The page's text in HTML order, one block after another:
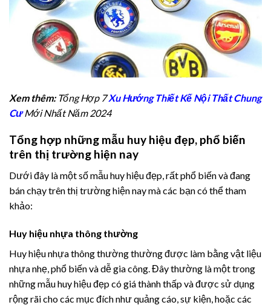
Xem thêm:Tổng Hợp 7Xu Hướng Thiết Kế Nội Thất Chung
CưMới Nhất Năm 2024
Tổng hợp những mẫu huy hiệu đẹp, phổ biến
trên thị trường hiện nay
Dưới đây là một số mẫu huy hiệu đẹp, rất phổ biến và đang
bán chạy trên thị trường hiện nay mà các bạn có thể tham
khảo:
Huy hiệu nhựa thông thường
Huy hiệu nhựa thông thường thường được làm bằng vật liệu
nhựa nhẹ, phổ biến và dễ gia công. Đây thường là một trong
những mẫu huy hiệu đẹp có giá thành thấp và được sử dụng
rộng rãi cho các mục đích như quảng cáo, sự kiện, hoặc các